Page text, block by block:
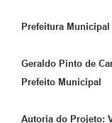
Prefeitura Municipal
Geraldo Pinto de
Prefeito Municipal
Autoria do Projeto: